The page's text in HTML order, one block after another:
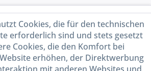
Cookies, die für den technischen
erforderlich sind und stets gesetzt
Cookies, die den Komfort bei
erhöhen, der Direktwerbung